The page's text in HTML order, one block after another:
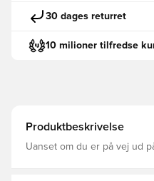
30 dages returret
10 milioner tilfredse
Produktbeskrivelse
Uanset om du er på vej ud